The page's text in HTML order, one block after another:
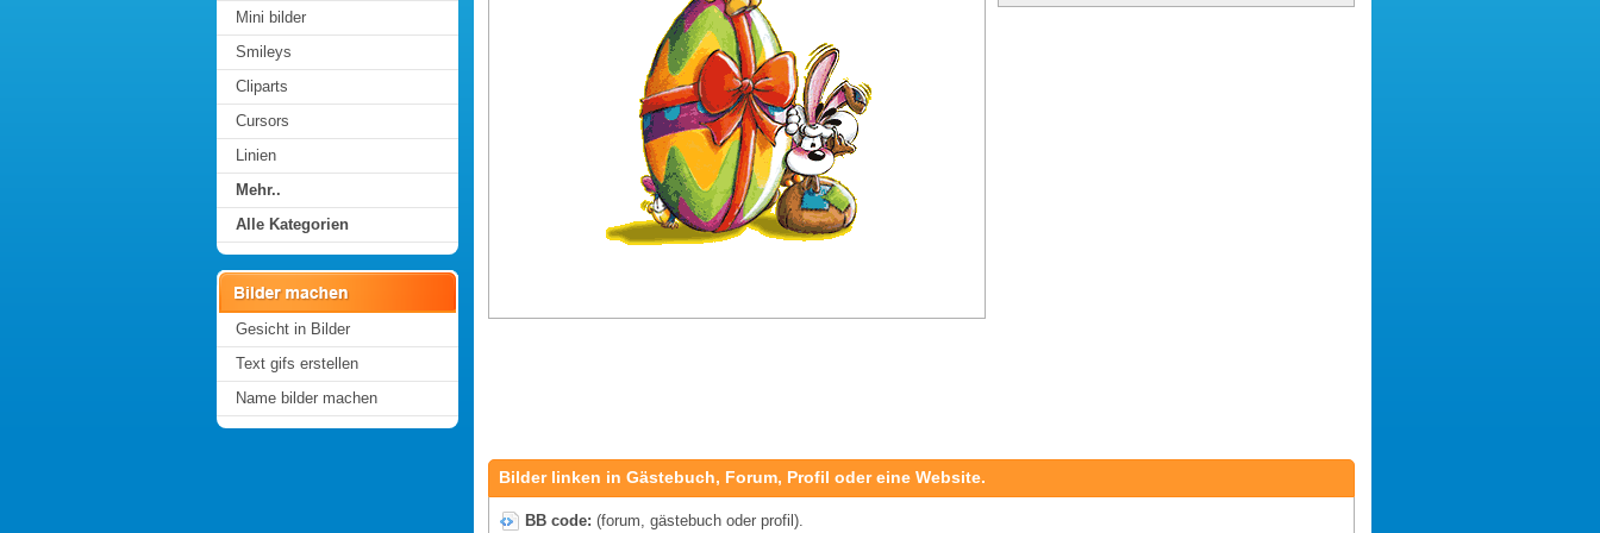
Mini bilder
Smileys
Cliparts
Cursors
Linien
Mehr..
Alle Kategorien
Gesicht in Bilder
Text gifs erstellen
Name bilder machen
Bilder linken in Gästebuch, Forum, Profil oder eine Website.
BB code: (forum, gästebuch oder profil).